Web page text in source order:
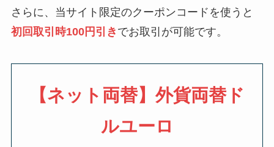
さらに、当サイト限定のクーポンコードを使うと
初回取引時100円引き でお取引が可能です。
【ネット両替】 外貨両替ド
ルユーロ